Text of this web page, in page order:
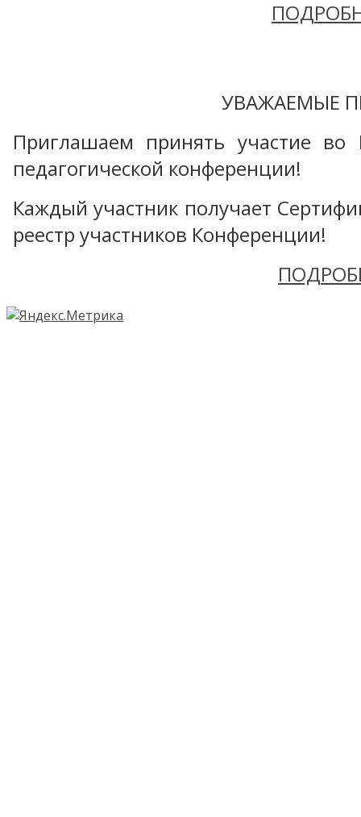
УВАЖАЕМЫЕ
Приглашаем принять участие во
педагогической конференции!
Каждый участник получает
реестр участников Конференции!